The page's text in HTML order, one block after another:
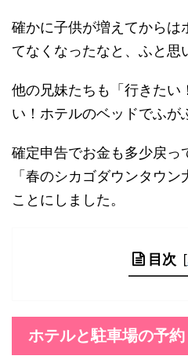
確かに子供が増えてからは
てなくなったなと、ふと思
他の兄妹たちも「行きたい
い！ホテルのベッドでふが
確定申告でお金も多少戻っ
「春のシカゴダウンタウ
ことにしました。
目次 [
ホテルと駐車場の予約